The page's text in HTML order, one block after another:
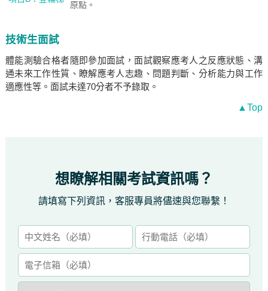
原點。
技術生面試
體能測驗合格者隨即參加面試，面試觀察應考人之反應狀態、溝
通未來工作性質、瞭解應考人志趣、問題判斷、分析能力與工作
適應性等。面試未達70分者不予錄取。
▲Top
想瞭解相關考試資訊嗎？
請填寫下列資訊，客服專員將儘速與您聯繫！